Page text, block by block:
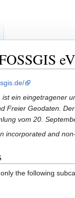
eV
ist ein eingetragener
Freier Geodaten.
vom 20.
incorporated and
the following